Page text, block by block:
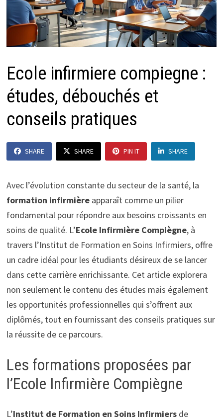
Ecole infirmiere compiegne :
études, débouchés et
conseils pratiques
SHARE SHARE PIN IT SHARE
Avec l’évolution constante du secteur de la santé, la
formation infirmièreapparaît comme un pilier
fondamental pour répondre aux besoins croissants en
soins de qualité. L’Ecole Infirmière Compiègne, à
travers l’Institut de Formation en Soins Infirmiers, offre
un cadre idéal pour les étudiants désireux de se lancer
dans cette carrière enrichissante. Cet article explorera
non seulement le contenu des études mais également
les opportunités professionnelles qui s’offrent aux
diplômés, tout en fournissant des conseils pratiques sur
la réussite de ce parcours.
Les formations proposées par
l’Ecole Infirmière Compiègne
L’Institut de Formation en Soins Infirmiersde